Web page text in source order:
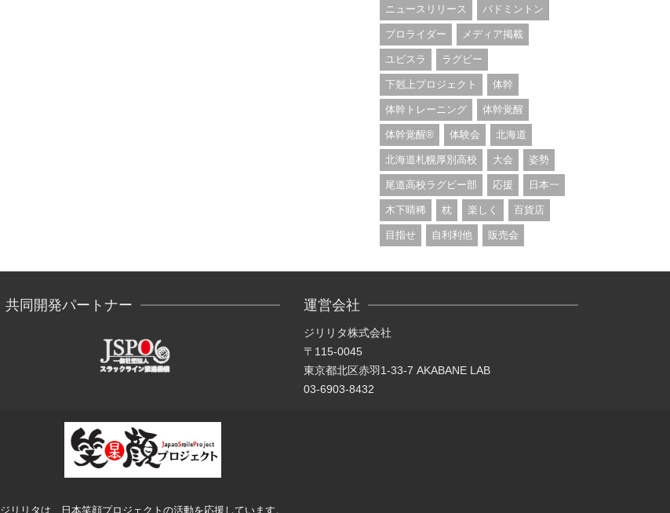
ニュースリリース バドミントン
プロライダー メディア掲載
ユビスラ ラグビー
下剋上プロジェクト 体幹
体幹トレーニング 体幹覚醒
体幹覚醒®︎ 体験会 北海道
北海道札幌厚別高校 大会 姿勢
尾道高校ラグビー部 応援 日本一
木下晴稀 枕 楽しく 百貨店
目指せ 自利利他 販売会
共同開発パートナー 運営会社
ジリリタ株式会社
〒115-0045
東京都北区赤羽1-33-7 AKABANE LAB
03-6903-8432
ジリリタは、日本笑顔プロジェクトの活動を応援しています。